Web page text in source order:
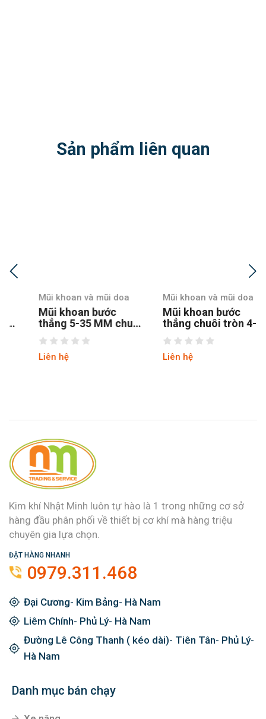
Sản phẩm liên quan
Mũi khoan và mũi doa
Mũi khoan bước
thẳng 5-35 MM chuôi
Liên hệ
Mũi khoan và mũi doa
Mũi khoan bước
thẳng chuôi tròn 4-12
hss4241 tin
Liên hệ
Kim khí Nhật Minh luôn tự hào là 1 trong những cơ sở
hàng đầu phân phối về thiết bị cơ khí mà hàng triệu
chuyên gia lựa chọn.
ĐẶT HÀNG NHANH
0979.311.468
Đại Cương- Kim Bảng- Hà Nam
Liêm Chính- Phủ Lý- Hà Nam
Đường Lê Công Thanh ( kéo dài)- Tiên Tân- Phủ Lý-
Hà Nam
Danh mục bán chạy